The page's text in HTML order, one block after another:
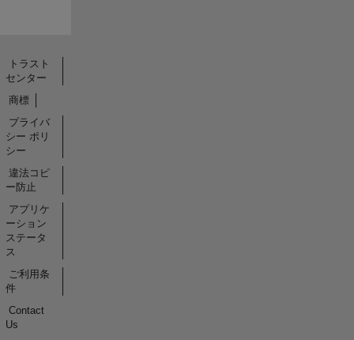
トラスト
センター
商標
プライバ
シー ポリ
シー
違法コピ
ー防止
アプリケ
ーション
ステータ
ス
ご利用条
件
Contact
Us